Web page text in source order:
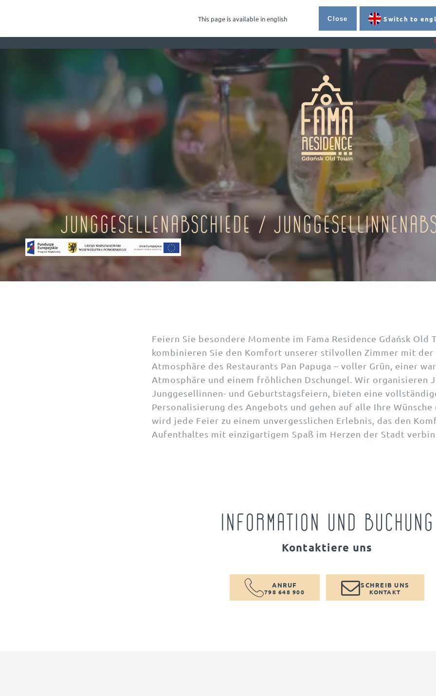
Junggesellenabschiede /
Feiern Sie besondere Momente im Fama Residence Gdańsk Old
kombinieren Sie den Komfort unserer stilvollen Zimmer mit
Atmosphäre des Restaurants Pan Papuga – voller Grün, einer
Atmosphäre und einem fröhlichen Dschungel. Wir organisieren
Junggesellinnen- und Geburtstagsfeiern, bieten eine
Personalisierung des Angebots und gehen auf alle Ihre Wünsche
wird jede Feier zu einem unvergesslichen Erlebnis, das den
Aufenthaltes mit einzigartigem Spaß im Herzen der Stadt
INFORMATION UND BUCHUNG
Kontaktiere uns
ANRUF
798 648 900
SCHREIB UNS
KONTAKT
PL
This page is available in english Close Switch to